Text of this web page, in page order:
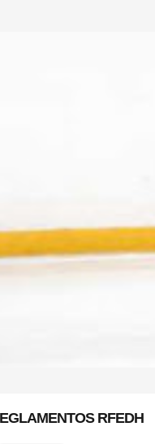
RFEDH